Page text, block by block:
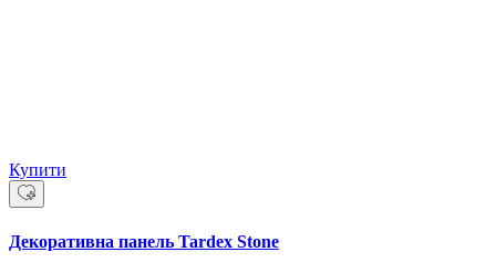
Купити
Декоративна панель Tardex Stone